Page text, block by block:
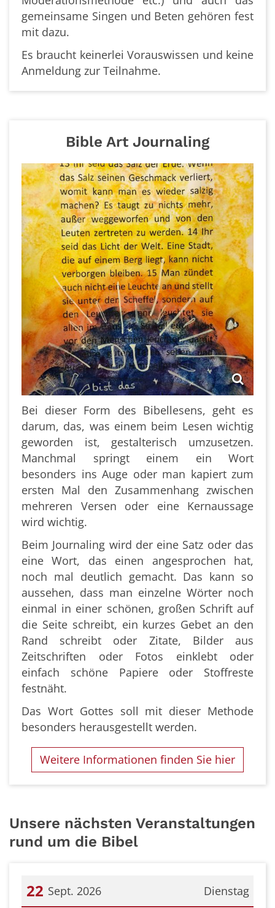
gemeinsame Singen und Beten gehören fest
mit dazu.
Es braucht keinerlei Vorauswissen und keine
Anmeldung zur Teilnahme.
Bible Art Journaling
Bei dieser Form des Bibellesens, geht es
darum, das, was einem beim Lesen wichtig
geworden ist, gestalterisch umzusetzen.
Manchmal springt einem ein Wort
besonders ins Auge oder man kapiert zum
ersten Mal den Zusammenhang zwischen
mehreren Versen oder eine Kernaussage
wird wichtig.
Beim Journaling wird der eine Satz oder das
eine Wort, das einen angesprochen hat,
noch mal deutlich gemacht. Das kann so
aussehen, dass man einzelne Wörter noch
einmal in einer schönen, großen Schrift auf
die Seite schreibt, ein kurzes Gebet an den
Rand schreibt oder Zitate, Bilder aus
Zeitschriften oder Fotos einklebt oder
einfach schöne Papiere oder Stoffreste
festnäht.
Das Wort Gottes soll mit dieser Methode
besonders herausgestellt werden.
Weitere Informationen finden Sie hier
Unsere nächsten Veranstaltungen
rund um die Bibel
Dienstag
22 Sept. 2026